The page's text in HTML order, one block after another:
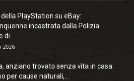
PlayStation su eBay:
incastrata dalla Polizia
2026
anziano trovato senza vita in casa:
per cause naturali,...